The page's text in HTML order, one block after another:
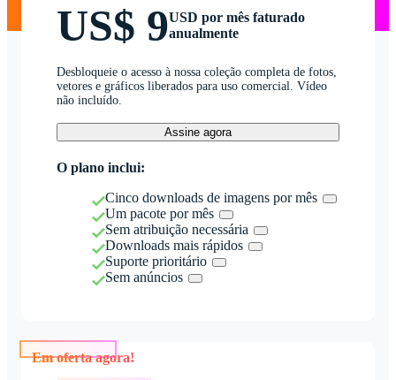
US$ 9USD por mês faturado
anualmente
Desbloqueie o acesso à nossa coleção completa de fotos,
vetores e gráficos liberados para uso comercial. Vídeo
não incluído.
Assine agora
O plano inclui:
Cinco downloads de imagens por mês
Um pacote por mês
Sem atribuição necessária
Downloads mais rápidos
Suporte prioritário
Sem anúncios